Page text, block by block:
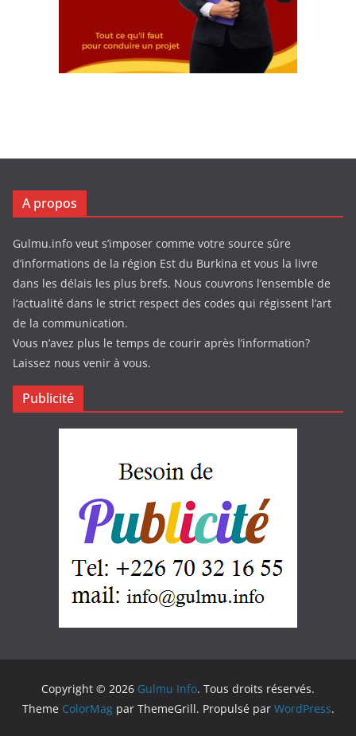
A propos
Gulmu.info veut s’imposer comme votre source sûre
d’informations de la région Est du Burkina et vous la livre
dans les délais les plus brefs. Nous couvrons l’ensemble de
l’actualité dans le strict respect des codes qui régissent l’art
de la communication.
Vous n’avez plus le temps de courir après l’information?
Laissez nous venir à vous.
Publicité
Copyright © 2026 Gulmu Info. Tous droits réservés.
Theme ColorMagpar ThemeGrill. Propulsé par WordPress.